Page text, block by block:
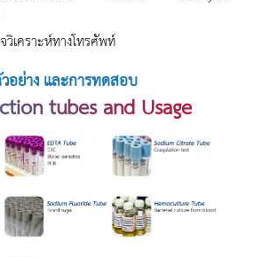
วิเคราะห์ทางโทรศัพท์
อย่าง และการทดสอบ
tubes and Usage